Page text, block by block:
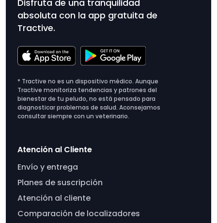
Disfruta de una tranquilidad
absoluta con la app gratuita de
Tractive.
* Tractive no es un dispositivo médico. Aunque
Tractive monitoriza tendencias y patrones del
bienestar de tu peludo, no está pensado para
diagnosticar problemas de salud. Aconsejamos
consultar siempre con un veterinario.
Atención al Cliente
Envío y entrega
Planes de suscripción
Atención al cliente
Comparación de localizadores